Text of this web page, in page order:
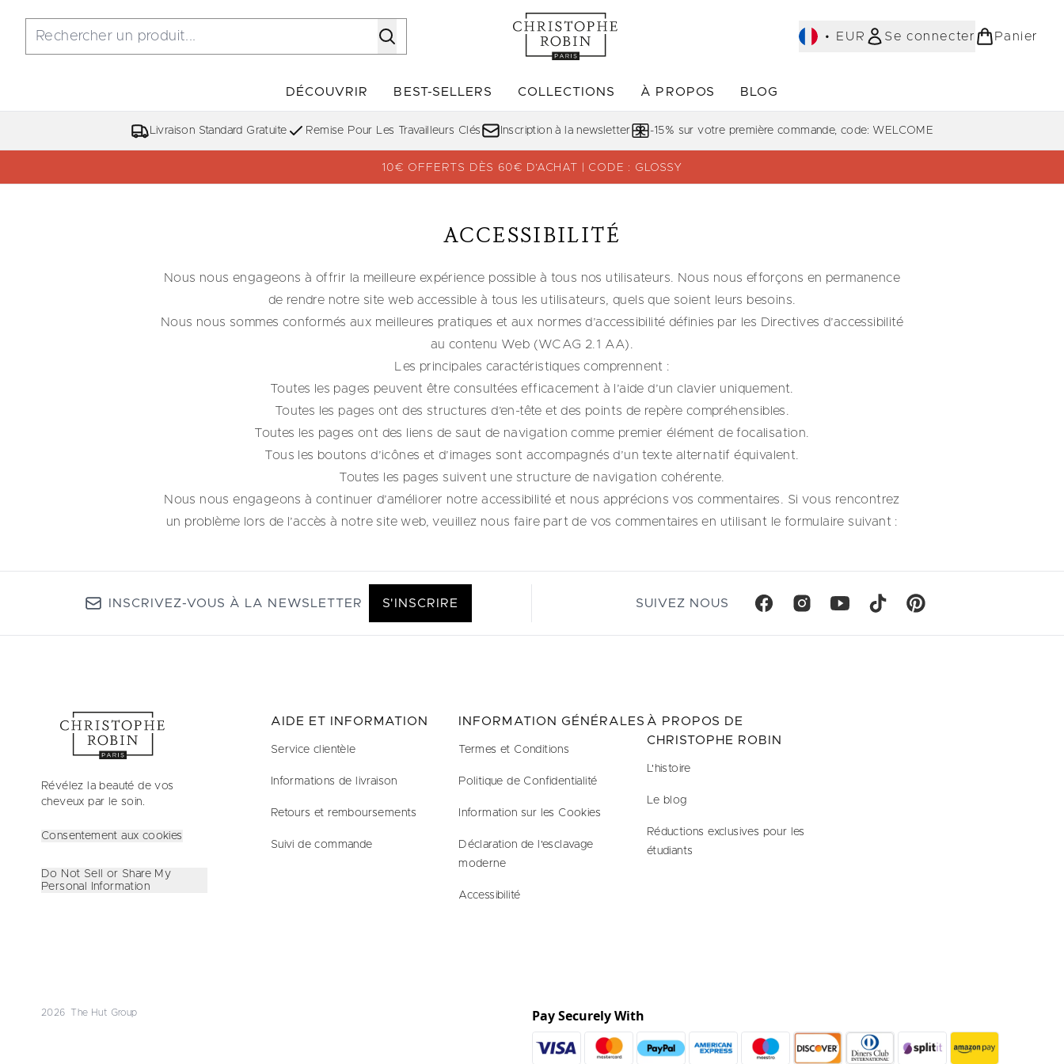
• EUR Se connecter Panier
DÉCOUVRIR
Accédez au sous-menu (DÉCOUVRIR)
BEST-SELLERS
Accédez au sous-menu (BEST-SELLERS)
COLLECTIONS
Accédez au sous-menu (COLLECTIONS)
À PROPOS BLOG
Livraison Standard Gratuite Remise Pour Les Travailleurs Clés Inscription à la newsletter -15% sur votre première commande, code: WELCOME
10€ OFFERTS DÈS 60€ D’ACHAT | CODE : GLOSSY
ACCESSIBILITÉ
Nous nous engageons à offrir la meilleure expérience possible à tous nos utilisateurs. Nous nous efforçons en permanence
de rendre notre site web accessible à tous les utilisateurs, quels que soient leurs besoins.
Nous nous sommes conformés aux meilleures pratiques et aux normes d’accessibilité définies par les Directives d’accessibilité
au contenu Web (WCAG 2.1 AA).
Les principales caractéristiques comprennent :
Toutes les pages peuvent être consultées efficacement à l’aide d’un clavier uniquement.
Toutes les pages ont des structures d’en-tête et des points de repère compréhensibles.
Toutes les pages ont des liens de saut de navigation comme premier élément de focalisation.
Tous les boutons d’icônes et d’images sont accompagnés d’un texte alternatif équivalent.
Toutes les pages suivent une structure de navigation cohérente.
Nous nous engageons à continuer d’améliorer notre accessibilité et nous apprécions vos commentaires. Si vous rencontrez
un problème lors de l’accès à notre site web, veuillez nous faire part de vos commentaires en utilisant le formulaire suivant :
INSCRIVEZ-VOUS À LA NEWSLETTER S'INSCRIRE SUIVEZ NOUS
Révélez la beauté de vos
cheveux par le soin.
Consentement aux cookies
Do Not Sell or Share My
Personal Information
AIDE ET INFORMATION
Service clientèle
Informations de livraison
Retours et remboursements
Suivi de commande
INFORMATION GÉNÉRALES
Termes et Conditions
Politique de Confidentialité
Information sur les Cookies
Déclaration de l'esclavage
moderne
Accessibilité
À PROPOS DE
CHRISTOPHE ROBIN
L'histoire
Le blog
Réductions exclusives pour les
étudiants
2026 The Hut Group Pay Securely With